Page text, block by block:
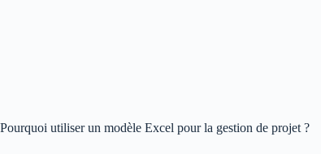
Pourquoi utiliser un modèle Excel pour la gestion de projet ?